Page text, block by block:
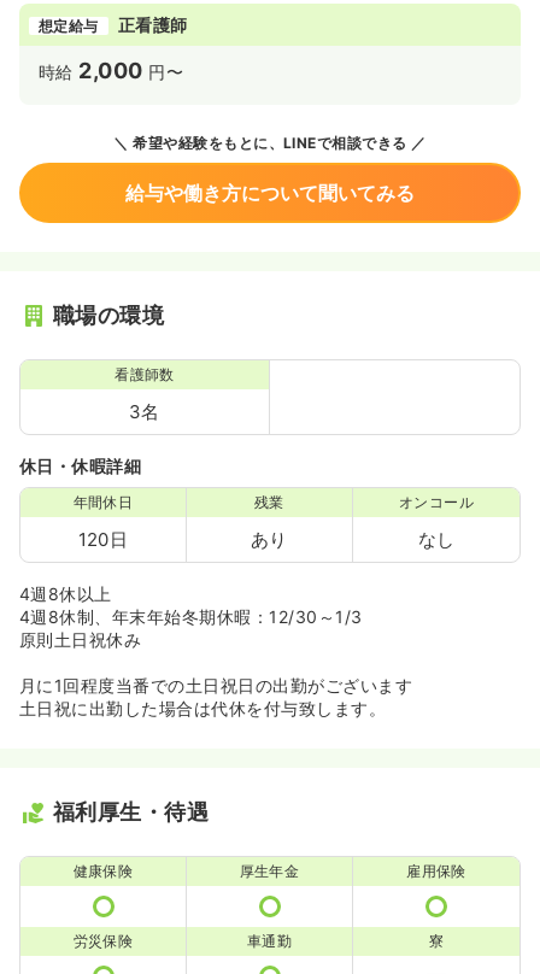
想定給与 正看護師
時給 2,000 円〜
希望や経験をもとに、LINEで相談できる
給与や働き方について聞いてみる
職場の環境
看護師数
3名
休日・休暇詳細
年間休日
120日
残業
あり
オンコール
なし
4週8休以上
4週8休制、年末年始冬期休暇：12/30～1/3
原則土日祝休み
月に1回程度当番での土日祝日の出勤がございます
土日祝に出勤した場合は代休を付与致します。
福利厚生・待遇
健康保険 厚生年金 雇用保険
労災保険 車通勤 寮